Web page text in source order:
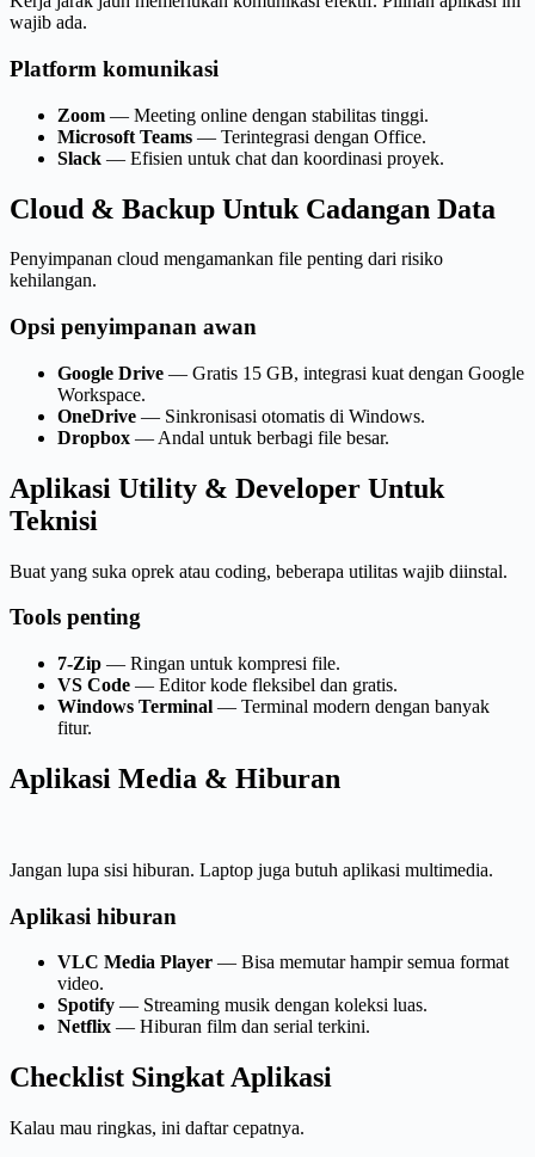
wajib ada.
Platform komunikasi
Zoom — Meeting online dengan stabilitas tinggi.
Microsoft Teams — Terintegrasi dengan Office.
Slack — Efisien untuk chat dan koordinasi proyek.
Cloud & Backup Untuk Cadangan Data
Penyimpanan cloud mengamankan file penting dari risiko
kehilangan.
Opsi penyimpanan awan
Google Drive — Gratis 15 GB, integrasi kuat dengan Google
Workspace.
OneDrive — Sinkronisasi otomatis di Windows.
Dropbox — Andal untuk berbagi file besar.
Aplikasi Utility & Developer Untuk
Teknisi
Buat yang suka oprek atau coding, beberapa utilitas wajib diinstal.
Tools penting
7-Zip — Ringan untuk kompresi file.
VS Code — Editor kode fleksibel dan gratis.
Windows Terminal — Terminal modern dengan banyak
fitur.
Aplikasi Media & Hiburan
Jangan lupa sisi hiburan. Laptop juga butuh aplikasi multimedia.
Aplikasi hiburan
VLC Media Player — Bisa memutar hampir semua format
video.
Spotify — Streaming musik dengan koleksi luas.
Netflix — Hiburan film dan serial terkini.
Checklist Singkat Aplikasi
Kalau mau ringkas, ini daftar cepatnya.